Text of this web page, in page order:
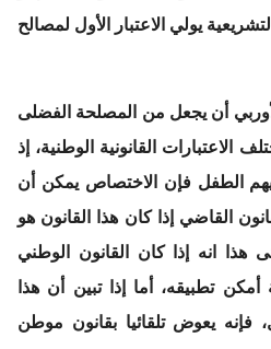
يولي الاعتبار الأول لمصالح
أن يجعل من المصلحة الفضلى
القانونية الوطنية، إذ
يهم الطفل فإن الاختصاص يمكن أن
القاضي إذا كان هذا القانون هو
هذا انه إذا كان القانون الوطني
تطبيقه، أما إذا تبين أن هذا
فإنه يعوض تلقائيا بقانون موطن